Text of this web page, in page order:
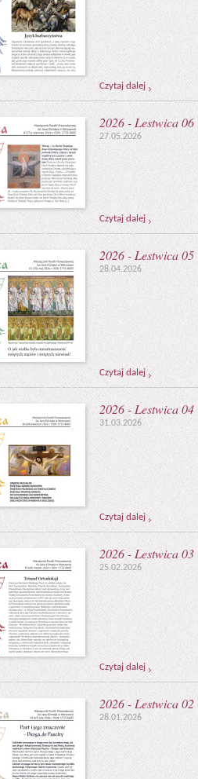
Czytaj dalej
2026 - Lestwica 06
27.05.2026
Czytaj dalej
2026 - Lestwica 05
28.04.2026
Czytaj dalej
2026 - Lestwica 04
31.03.2026
Czytaj dalej
2026 - Lestwica 03
25.02.2026
Czytaj dalej
2026 - Lestwica 02
28.01.2026